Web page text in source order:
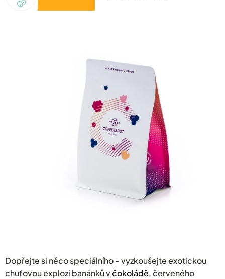
5
Dopřejte si něco speciálního - vyzkoušejte exotickou
chuťovou explozi banánků včokoládě, červeného